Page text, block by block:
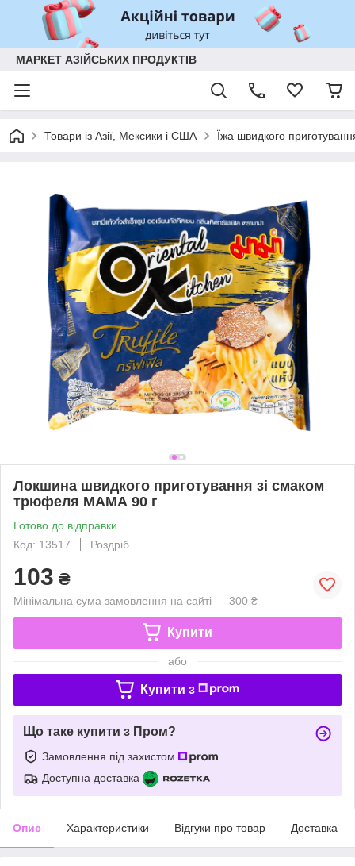
МАРКЕТ АЗІЙСЬКИХ ПРОДУКТІВ
Товари із Азії, Мексики і США Їжа швидкого
Локшина швидкого приготування зі смаком
трюфеля МАМА 90 г
Готово до відправки
Код: 13517
Роздріб
103 ₴
Мінімальна сума замовлення на сайті — 300 ₴
Купити
або
Купити з
Що таке купити з Пром?
Замовлення під захистом
Доступна доставка
Опис Характеристики Відгуки про товар Доставка